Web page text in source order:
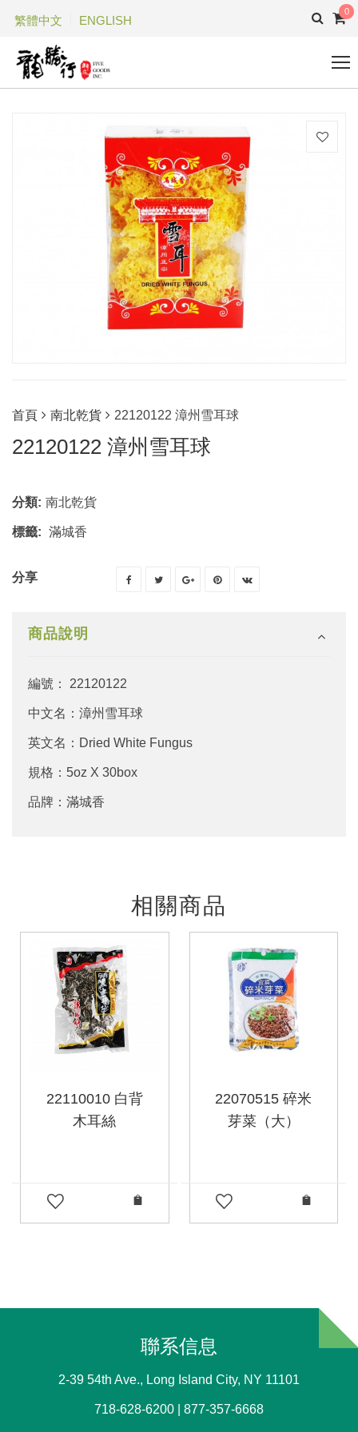
繁體中文 ENGLISH
0
首頁 南北乾貨 22120122 漳州雪耳球
22120122 漳州雪耳球
分類: 南北乾貨
標籤: 滿城香
分享
商品說明
編號： 22120122
中文名：漳州雪耳球
英文名：Dried White Fungus
規格：5oz X 30box
品牌：滿城香
相關商品
22110010 白背
木耳絲
22070515 碎米
芽菜（大）
聯系信息
2-39 54th Ave., Long Island City, NY 11101
718-628-6200 | 877-357-6668